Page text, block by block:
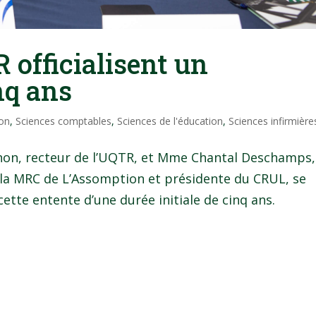
officialisent un
ans
, Sciences comptables, Sciences de l'éducation, Sciences
recteur de l’UQTR, et Mme Chantal Deschamps,
de L’Assomption et présidente du CRUL, se
entente d’une durée initiale de cinq ans.